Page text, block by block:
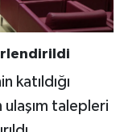
katıldığı
talepleri